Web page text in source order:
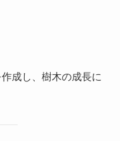
成し、樹木の成長に